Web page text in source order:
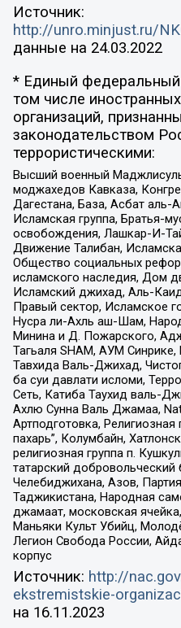
Источник:
http://unro.minjust.ru/
данные на 24.03.2022
* Единый федеральный
том числе
организаций,
законодательством
террористическими:
Высший военный
моджахедов Кавказа,
Дагестана, База, Асбат аль-
Исламская группа, Братья-
освобождения, Лашкар-И-
Движение Талибан,
Общество социальных
исламского наследия, Дом
Исламский джихад, Аль-
Правый сектор, Исламское
Нусра ли-Ахль аш-Шам,
Минина и Д. Пожарского,
Тагьаля SHAM, АУМ
Тавхида Валь-Джихад,
ба суи давлати исломи,
Сеть, Катиба Таухид валь-
Ахлю Сунна Валь Джамаа,
Артподготовка,
пахарь”, Колумбайн,
религиозная группа п.
татарский
Челебиджихана, Азов,
Таджикистана, Народная
джамаат, московская
Маньяки Культ Убийц,
Легион Свобода России,
корпус
Источник: http://
ekstremistskie-
на 16.11.2023